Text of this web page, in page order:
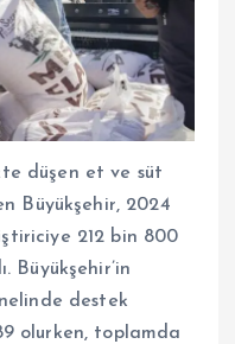
düşen et ve süt
Büyükşehir, 2024
212 bin 800
Büyükşehir’in
destek
olurken, toplamda